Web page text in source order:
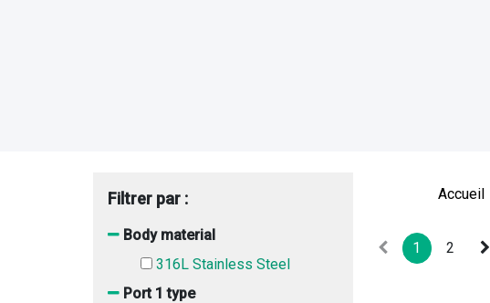
Filtrer par :
Body material
316L Stainless Steel
Port 1 type
Accueil
1 2